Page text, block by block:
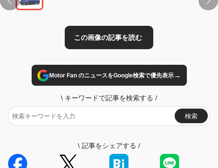
Motor Fan のニュースをGoogle検索で優先表示→
\ キーワードで記事を検索する /
検索
\ 記事をシェアする /